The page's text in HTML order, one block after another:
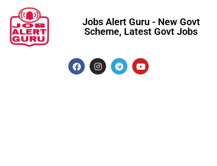
Jobs Alert Guru - New Govt
Scheme, Latest Govt Jobs